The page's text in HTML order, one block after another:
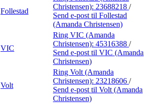
Follestad
Christensen): 23688218 /
Send e-post til Follestad
(Amanda Christensen)
VIC
Ring VIC (Amanda
Christensen): 45316388 /
Send e-post til VIC (Amanda
Christensen)
Volt
Ring Volt (Amanda
Christensen): 23218606 /
Send e-post til Volt (Amanda
Christensen)